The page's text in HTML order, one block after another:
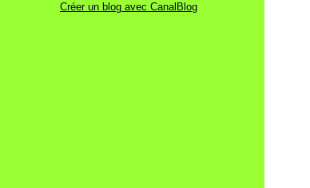
Créer un blog avec CanalBlog